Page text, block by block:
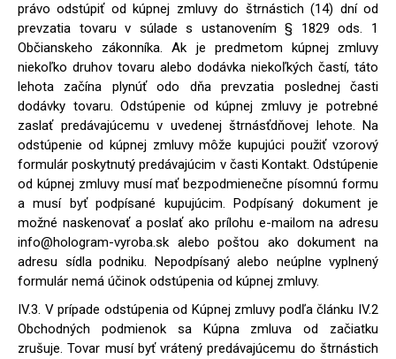
právo odstúpiť od kúpnej zmluvy do štrnástich (14) dní od
prevzatia tovaru v súlade s ustanovením § 1829 ods. 1
Občianskeho zákonníka. Ak je predmetom kúpnej zmluvy
niekoľko druhov tovaru alebo dodávka niekoľkých častí, táto
lehota začína plynúť odo dňa prevzatia poslednej časti
dodávky tovaru. Odstúpenie od kúpnej zmluvy je potrebné
zaslať predávajúcemu v uvedenej štrnásťdňovej lehote. Na
odstúpenie od kúpnej zmluvy môže kupujúci použiť vzorový
formulár poskytnutý predávajúcim v časti Kontakt. Odstúpenie
od kúpnej zmluvy musí mať bezpodmienečne písomnú formu
a musí byť podpísané kupujúcim. Podpísaný dokument je
možné naskenovať a poslať ako prílohu e-mailom na adresu
info@hologram-vyroba.sk alebo poštou ako dokument na
adresu sídla podniku. Nepodpísaný alebo neúplne vyplnený
formulár nemá účinok odstúpenia od kúpnej zmluvy.
IV.3. V prípade odstúpenia od Kúpnej zmluvy podľa článku IV.2
Obchodných podmienok sa Kúpna zmluva od začiatku
zrušuje. Tovar musí byť vrátený predávajúcemu do štrnástich